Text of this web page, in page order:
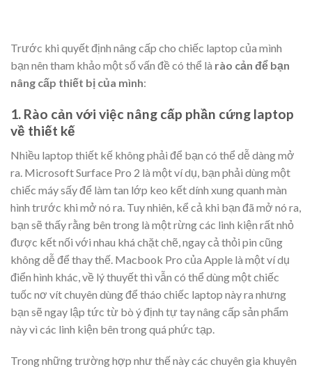
Trước khi quyết định nâng cấp cho chiếc laptop của mình
bạn nên tham khảo một số vấn đề có thể là rào cản để bạn
nâng cấp thiết bị của mình:
1. Rào cản với việc nâng cấp phần cứng laptop
về thiết kế
Nhiều laptop thiết kế không phải để bạn có thể dễ dàng mở
ra. Microsoft Surface Pro 2 là một ví dụ, bạn phải dùng một
chiếc máy sấy để làm tan lớp keo kết dính xung quanh màn
hình trước khi mở nó ra. Tuy nhiên, kể cả khi bạn đã mở nó ra,
bạn sẽ thấy rằng bên trong là một rừng các linh kiện rất nhỏ
được kết nối với nhau khá chặt chẽ, ngay cả thỏi pin cũng
không dễ để thay thế. Macbook Pro của Apple là một ví dụ
điển hình khác, về lý thuyết thì vẫn có thể dùng một chiếc
tuốc nơ vít chuyên dùng để tháo chiếc laptop này ra nhưng
bạn sẽ ngay lập tức từ bò ý định tự tay nâng cấp sản phẩm
này vì các linh kiện bên trong quá phức tạp.
Trong những trường hợp như thế này các chuyên gia khuyên